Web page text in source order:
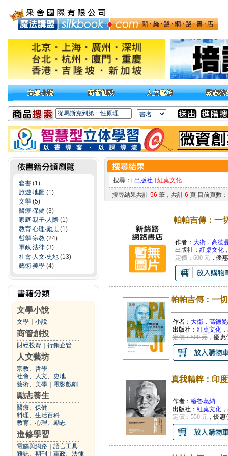
套書 (1)
旅遊‧地圖 (1)
文學 (5)
醫療‧保健 (3)
家庭‧親子‧人際 (1)
教育‧心理‧勵志 (1)
哲學‧宗教 (24)
軍政‧法律 (3)
社會‧人文‧史地 (13)
藝術‧美學 (4)
文學小說
文學 小說
商管創投
財經投資 行銷企管
人文藝坊
宗教、哲學
社會、人文、史地
藝術、美學
電影戲劇
勵志養生
醫療、保健
料理、生活百科
教育、心理、勵志
進修學習
電腦與網路
語言工具
雜誌、期刊
軍政、法律
搜尋： [ 出版社 ] 紅桌文化
搜尋結果共計 56 筆，共計 6 頁 目前頁數
帕帕吉傳：一
作者： 大衛．高德
出版社： 紅桌文化
定價：600 元，優
帕帕吉傳：一
作者： 大衛．高德
出版社： 紅桌文化
定價：500 元，優惠
真我精粹：印
作者： 穆魯葛納
出版社： 紅桌文化
定價：550 元，優惠